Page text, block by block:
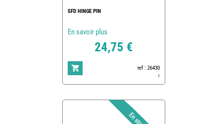
SFD HINGE PIN
En savoir plus
24,75 €
ref : 26430
1